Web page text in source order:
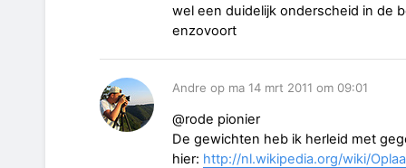
wel een duidelijk onderscheid in de
enzovoort
Andre op ma 14 mrt 2011 om 09:01
@rode pionier
De gewichten heb ik herleid met
hier: http://nl.wikipedia.org/wiki/